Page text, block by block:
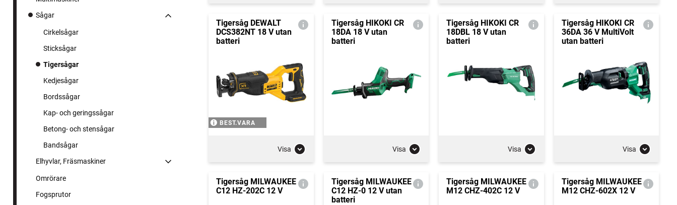
Sågar
Cirkelsågar
Sticksågar
Tigersågar
Kedjesågar
Bordssågar
Kap- och geringssågar
Betong- och stensågar
Bandsågar
Elhyvlar, Fräsmaskiner
Omrörare
Fogsprutor
Tigersåg DEWALT
DCS382NT 18 V utan
batteri
BEST.VARA
Visa
Tigersåg HIKOKI CR
18DA 18 V utan
batteri
Visa
Tigersåg HIKOKI CR
18DBL 18 V utan
batteri
Visa
Tigersåg HIKOKI CR
36DA 36 V MultiVolt
utan batteri
Visa
Tigersåg MILWAUKEE
C12 HZ-202C 12 V
Tigersåg MILWAUKEE
C12 HZ-0 12 V utan
batteri
Tigersåg MILWAUKEE
M12 CHZ-402C 12 V
Tigersåg MILWAUKEE
M12 CHZ-602X 12 V